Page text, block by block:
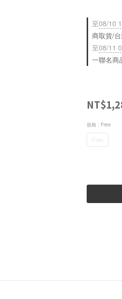
至08/10
商取貨/
至08/11
一聯名商
規格 : Free
Free